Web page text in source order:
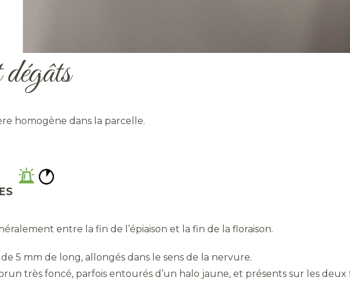
homogène dans la parcelle.
entre la fin de l’épiaison et la fin de la floraison.
5 mm de long, allongés dans le sens de la nervure.
très foncé, parfois entourés d’un halo jaune, et présents sur les deux